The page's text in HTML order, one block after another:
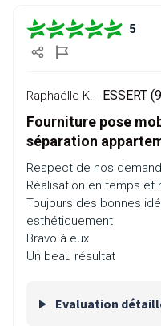
5
Raphaëlle K. - ESSERT
Fourniture pose
séparation
Respect de nos
Réalisation en temps et
Toujours des bonnes
esthétiquement
Bravo à eux
Un beau résultat
Evaluation